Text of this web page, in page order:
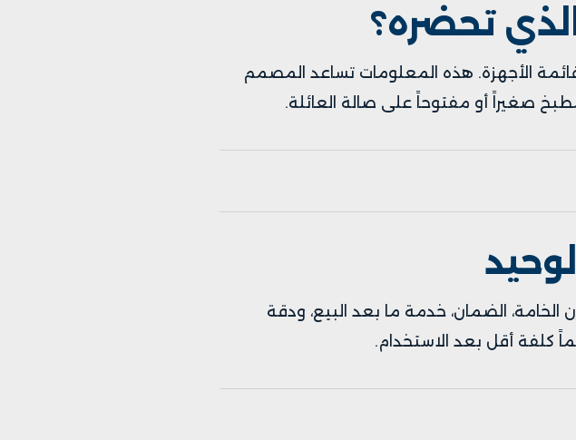
تحضره؟
الأجهزة. هذه المعلومات تساعد المصمم
صغيراً أو مفتوحاً على صالة العائلة.
الضمان، خدمة ما بعد البيع، ودقة
كلفة أقل بعد الاستخدام.